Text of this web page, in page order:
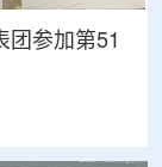
团参加第51